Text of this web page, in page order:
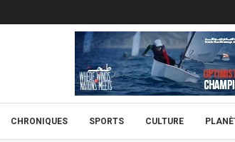
CHRONIQUES SPORTS CULTURE